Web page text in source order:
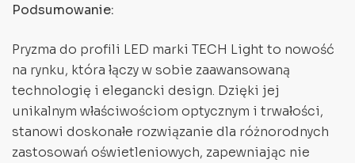
Podsumowanie:
Pryzma do profili LED marki TECH Light to nowość
na rynku, która łączy w sobie zaawansowaną
technologię i elegancki design. Dzięki jej
unikalnym właściwościom optycznym i trwałości,
stanowi doskonałe rozwiązanie dla różnorodnych
zastosowań oświetleniowych, zapewniając nie